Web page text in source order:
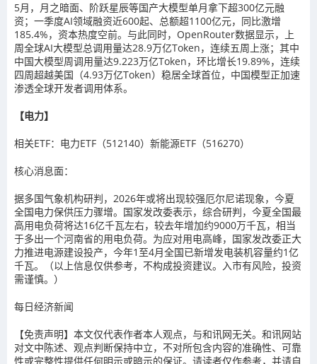
5月，月之暗面、阶跃星辰等国产大模型单月拿下超300亿元融
资；一季度AI领域融资近600起、总额超1100亿元，同比激增
185.4%，资本热度空前。与此同时，OpenRouter数据显示，上
周全球AI大模型总调用量达28.9万亿Token，连续五周上涨；其中
中国大模型周调用量达9.223万亿Token，环比增长19.89%，连续
四周超越美国（4.93万亿Token）稳居全球首位，中国模型正加速
渗透全球开发者调用体系。
【电力】
相关ETF：电力ETF（512140）新能源ETF（516270）
核心消息面：
据多国气象机构研判，2026年或将出现较强厄尔尼诺现象，今夏
全国电力保供压力骤增。国家发改委表示，综合研判，今夏全国最
高用电负荷将达16亿千瓦左右，较去年增加约9000万千瓦，相当
于多出一个河南省的用电负荷。为应对用电高峰，国家发改委正大
力推进电源建设投产，今年1至4月全国已新增发电装机容量约1亿
千瓦。（以上信息仅供参考，不构成投资建议。入市有风险，投资
需谨慎。）
每日经济新闻
【免责声明】本文仅代表作者本人观点，与和讯网无关。和讯网站
对文中陈述、观点判断保持中立，不对所包含内容的准确性、可靠
性或完整性提供任何明示或暗示的保证。请读者仅作参考，并请自